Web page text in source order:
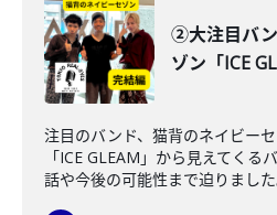
②大注目バ
ゾン「ICE
注目のバンド、猫背のネイビー
「ICE GLEAM」から見えてくる
話や今後の可能性まで迫りました